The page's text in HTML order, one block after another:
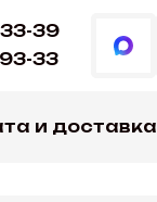
39
33
и доставка